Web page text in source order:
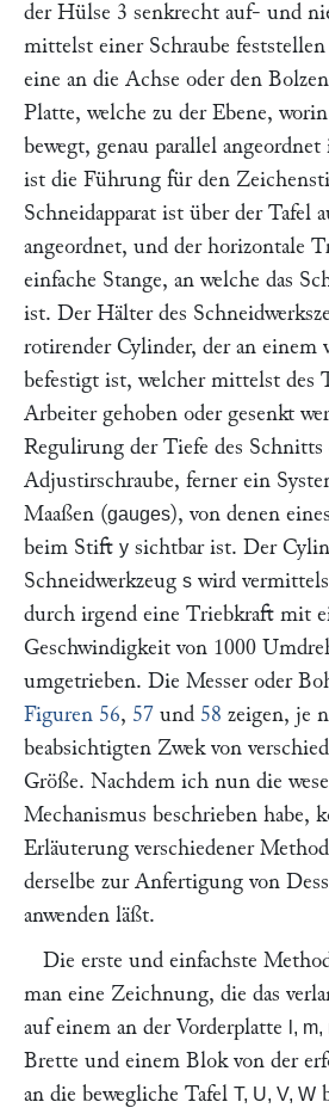
der Hülse 3 senkrecht auf- und
mittelst einer Schraube
eine an die Achse oder den Bolzen
Platte, welche zu der Ebene,
bewegt, genau parallel
ist die Führung für den
Schneidapparat ist über der Tafel
angeordnet, und der horizontale
einfache Stange, an welche das
ist. Der Hälter des
rotirender Cylinder, der an einem
befestigt ist, welcher mittelst des
Arbeiter gehoben oder gesenkt
Regulirung der Tiefe des Schnitts
Adjustirschraube, ferner ein
Maaßen (gauges), von denen eines
beim Stift y sichtbar ist. Der
Schneidwerkzeug s wird
durch irgend eine Triebkraft mit
Geschwindigkeit von 1000
umgetrieben. Die Messer oder
Figuren 56, 57 und 58 zeigen, je
beabsichtigten Zwek von
Größe. Nachdem ich nun die
Mechanismus beschrieben habe,
Erläuterung verschiedener
derselbe zur Anfertigung von
anwenden läßt.
Die erste und einfachste
man eine Zeichnung, die das
auf einem an der Vorderplatte
l,
Brette und einem Blok von der
an die bewegliche Tafel T, U, V, W